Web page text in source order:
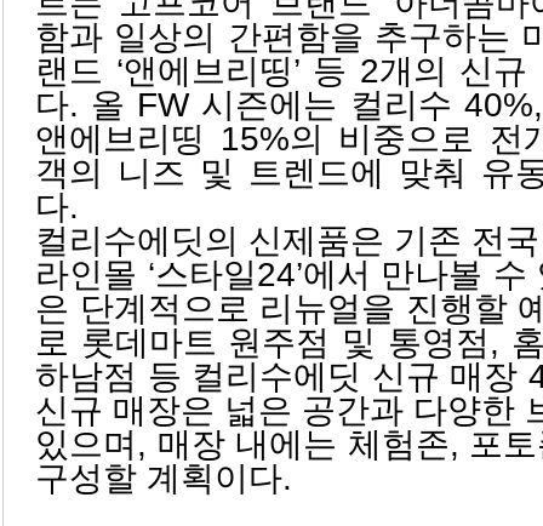
함과 일상의 간편함을 추구하는
랜드 ‘앤에브리띵’ 등 2개의 신
다. 올 FW 시즌에는 컬리수
앤에브리띵 15%의 비중으로 전
객의 니즈 및 트렌드에 맞춰 유
다.
컬리수에딧의 신제품은 기존 전
라인몰 ‘스타일24’에서 만나볼
은 단계적으로 리뉴얼을 진행할
로 롯데마트 원주점 및 통영점,
하남점 등 컬리수에딧 신규 매장
신규 매장은 넓은 공간과 다양한
있으며, 매장 내에는 체험존, 포
구성할 계획이다.